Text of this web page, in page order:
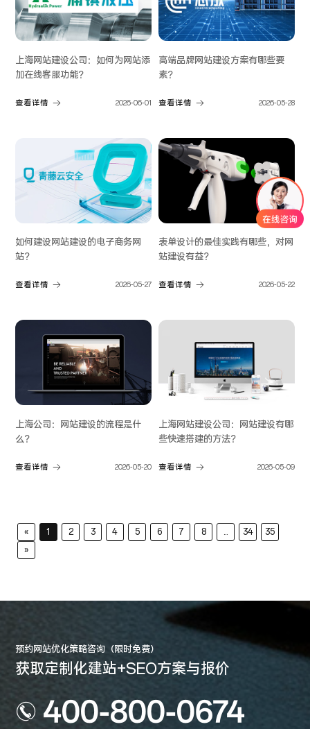
上海网站建设公司：如何为网站添
加在线客服功能？
查看详情 2026-06-01
高端品牌网站建设方案有哪些要
素？
查看详情 2026-05-28
如何建设网站建设的电子商务网
站？
查看详情 2026-05-27
表单设计的最佳实践有哪些，对网
站建设有益？
查看详情 2026-05-22
上海公司：网站建设的流程是什
么？
查看详情 2026-05-20
上海网站建设公司：网站建设有哪
些快速搭建的方法？
查看详情 2026-05-09
« 1 2 3 4 5 6 7 8 34
35
»
预约网站优化策略咨询（限时免费）
获取定制化建站+SEO方案与报价
400-800-0674